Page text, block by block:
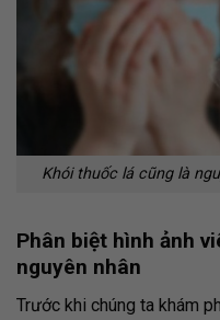
Khói thuốc lá cũng là
Phân biệt hình ảnh
nguyên nhân
Trước khi chúng ta khám